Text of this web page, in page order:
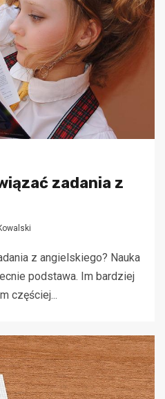
zadania z
z angielskiego? Nauka
podstawa. Im bardziej
częściej...